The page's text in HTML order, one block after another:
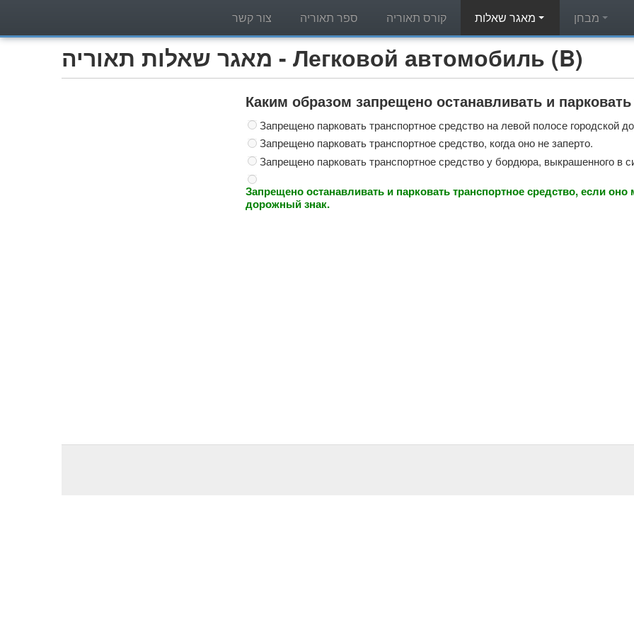
קורס תאוריה ספר תאוריה צור קשר
מאגר שאלות תאוריה - Легковой автомобиль (B)
Каким образом запрещено останавливать и
Запрещено парковать транспортное средство на левой полосе городской
Запрещено парковать транспортное средство, когда оно не заперто.
Запрещено парковать транспортное средство у бордюра, выкрашенного в
Запрещено останавливать и парковать транспортное средство, если
дорожный знак.